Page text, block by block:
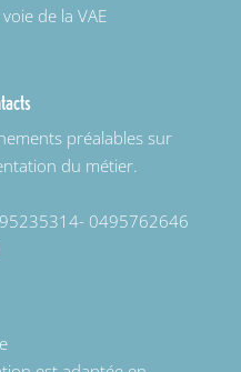
de la VAE
préalables sur
du métier.
0495762646